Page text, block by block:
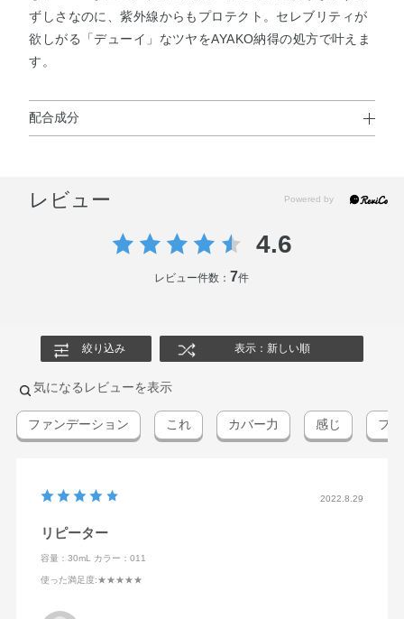
ずしさなのに、紫外線からもプロテクト。セレブリティが
欲しがる「デューイ」なツヤをAYAKO納得の処方で叶えま
す。
配合成分
キサン酸ネオペンチルグリコール・アスコルビン酸・オリ
ビル・センチフォリアバラ花エキス・トコフェロール・
BHT・TEA・（アクリル酸アルキル／ジメチコン）コポリ
グリセリル・セスキオレイン酸ソルビタン・セテアリルア
ルコール・タルク・トリセテアレス－4リン酸・パーフル
オロオクチルトリエトキシシラン・ベヘニルアルコール・
ル硫酸Na・レシチン・含水シリカ・合成金雲母鉄・水酸化
レビュー
4.6
レビュー件数： 7件
絞り込み 表示：新しい順
気になるレビューを表示
ファンデーション これ カバー力 感じ フ
2022.8.29
リピーター
容量：30mL カラー：011
使った満足度:★★★★★